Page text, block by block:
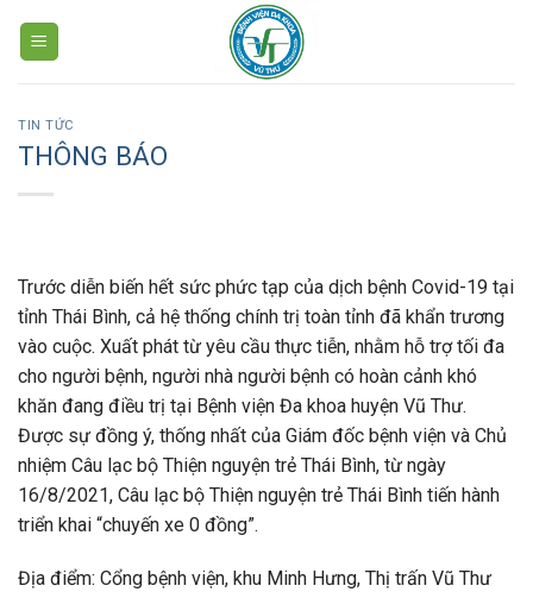
TIN TỨC
THÔNG BÁO
Trước diễn biến hết sức phức tạp của dịch bệnh Covid-19 tại
tỉnh Thái Bình, cả hệ thống chính trị toàn tỉnh đã khẩn trương
vào cuộc. Xuất phát từ yêu cầu thực tiễn, nhằm hỗ trợ tối đa
cho người bệnh, người nhà người bệnh có hoàn cảnh khó
khăn đang điều trị tại Bệnh viện Đa khoa huyện Vũ Thư.
Được sự đồng ý, thống nhất của Giám đốc bệnh viện và Chủ
nhiệm Câu lạc bộ Thiện nguyện trẻ Thái Bình, từ ngày
16/8/2021, Câu lạc bộ Thiện nguyện trẻ Thái Bình tiến hành
triển khai “chuyến xe 0 đồng”.
Địa điểm: Cổng bệnh viện, khu Minh Hưng, Thị trấn Vũ Thư